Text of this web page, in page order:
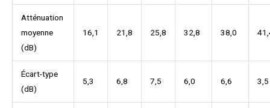
Atténuation
moyenne
(dB)
16,1 21,8 25,8 32,8 38,0
Écart-type
(dB)
5,3 6,8 7,5 6,0 6,6 3,5